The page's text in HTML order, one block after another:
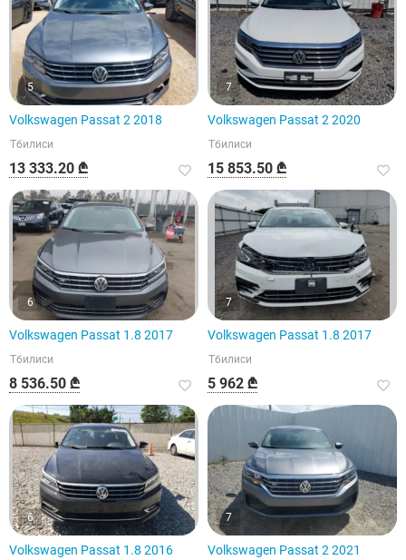
5
Volkswagen Passat 2 2018
Тбилиси
13 333.20 ₾
7
Volkswagen Passat 2 2020
Тбилиси
15 853.50 ₾
6
Volkswagen Passat 1.8 2017
Тбилиси
8 536.50 ₾
7
Volkswagen Passat 1.8 2017
Тбилиси
5 962 ₾
6
Volkswagen Passat 1.8 2016
7
Volkswagen Passat 2 2021